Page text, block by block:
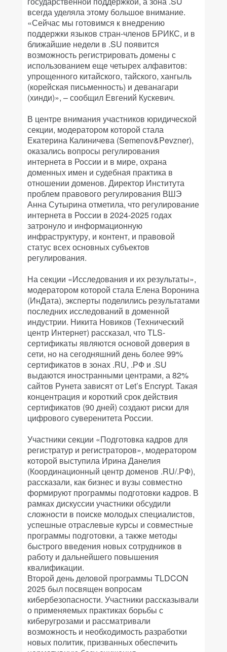
всегда уделяла этому большое внимание.
«Сейчас мы готовимся к внедрению
поддержки языков стран-членов БРИКС, и в
ближайшие недели в .SU появится
возможность регистрировать домены с
использованием еще четырех алфавитов:
упрощенного китайского, тайского, хангыль
(корейская письменность) и деванагари
(хинди)», – сообщил Евгений Кускевич.
В центре внимания участников юридической
секции, модератором которой стала
Екатерина Калиничева (Semenov&Pevzner),
оказались вопросы регулирования
интернета в России и в мире, охрана
доменных имен и судебная практика в
отношении доменов. Директор Института
проблем правового регулирования ВШЭ
Анна Сутырина отметила, что регулирование
интернета в России в 2024-2025 годах
затронуло и информационную
инфраструктуру, и контент, и правовой
статус всех основных субъектов
регулирования.
На секции «Исследования и их результаты»,
модератором которой стала Елена Воронина
(ИнДата), эксперты поделились результатами
последних исследований в доменной
индустрии. Никита Новиков (Технический
центр Интернет) рассказал, что TLS-
сертификаты являются основой доверия в
сети, но на сегодняшний день более 99%
сертификатов в зонах .RU, .РФ и .SU
выдаются иностранными центрами, а 82%
сайтов Рунета зависят от Let’s Encrypt. Такая
концентрация и короткий срок действия
сертификатов (90 дней) создают риски для
цифрового суверенитета России.
Участники секции «Подготовка кадров для
регистратур и регистраторов», модератором
которой выступила Ирина Данелия
(Координационный центр доменов .RU/.РФ),
рассказали, как бизнес и вузы совместно
формируют программы подготовки кадров. В
рамках дискуссии участники обсудили
сложности в поиске молодых специалистов,
успешные отраслевые курсы и совместные
программы подготовки, а также методы
быстрого введения новых сотрудников в
работу и дальнейшего повышения
квалификации.
Второй день деловой программы TLDCON
2025 был посвящен вопросам
кибербезопасности. Участники рассказывали
о применяемых практиках борьбы с
киберугрозами и рассматривали
возможность и необходимость разработки
новых политик, призванных обеспечить